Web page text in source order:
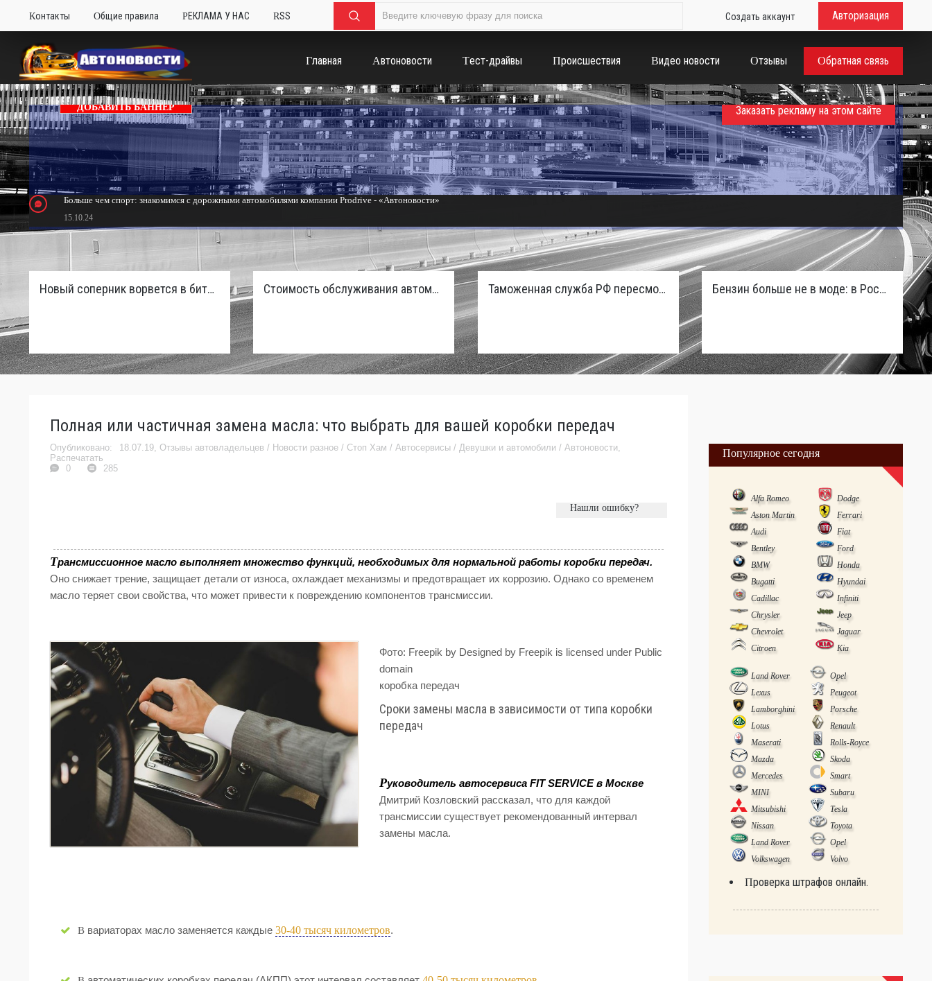
Контакты Общие правила РЕКЛАМА У НАС RSS Создать аккаунт Авторизация
Главная Автоновости Тест-драйвы Происшествия Видео новости Отзывы Обратная связь
ДОБАВИТЬ БАННЕР
Больше чем спорт: знакомимся с дорожными автомобилями компании Prodrive - «Автоновости»
15.10.24
Тюнинг Mitsubishi Eclipse. Самый быстрый передний привод России с бензиновым мотором - «Тюнинг и автоспорт»
Заказать рекламу на этом сайте
Новый соперник ворвется в битву пикапов: Sinotruk S7 с дизелем и 4×4 готовят к старту в России Стоимость обслуживания автомобилей в России вырастет из-за дефицита кадров Таможенная служба РФ пересмотрела правила ввоза машин из ЕАЭС и начисляет пени покупателям Бензин больше не в моде: в России зафиксирован взрывной отказ от двигателей внутреннего сгорания
Полная или частичная замена масла: что выбрать для вашей коробки передач
18.07.19, Отзывы автовладельцев / Новости разное / Стоп Хам / Автосервисы / Девушки и автомобили / Автоновости,
Распечатать
0
285
Нашли ошибку?
Трансмиссионное масло выполняет множество функций, необходимых для нормальной работы коробки передач.
Оно снижает трение, защищает детали от износа, охлаждает механизмы и предотвращает их коррозию. Однако со временем
масло теряет свои свойства, что может привести к повреждению компонентов трансмиссии.
Фото: Freepik by Designed by Freepik is licensed under Рublic
domain
коробка передач
Сроки замены масла в зависимости от типа коробки
передач
Руководитель автосервиса FIT SERVICE в Москве
Дмитрий Козловский рассказал, что для каждой
трансмиссии существует рекомендованный интервал
замены масла.
В вариаторах масло заменяется каждые 30-40 тысяч километров.
Популярное сегодня
Alfa Romeo
Dodge
Aston Martin
Ferrari
Audi
Fiat
Bentley
Ford
BMW
Honda
Bugatti
Hyundai
Cadillac
Infiniti
Chrysler
Jeep
Chevrolet
Jaguar
Citroen
Kia
Land Rover
Opel
Lexus
Peugeot
Lamborghini
Porsche
Lotus
Renault
Maserati
Rolls-Royce
Mazda
Skoda
Mercedes
Smart
MINI
Subaru
Mitsubishi
Tesla
Nissan
Toyota
Land Rover
Opel
Volkswagen
Volvo
Проверка штрафов онлайн.